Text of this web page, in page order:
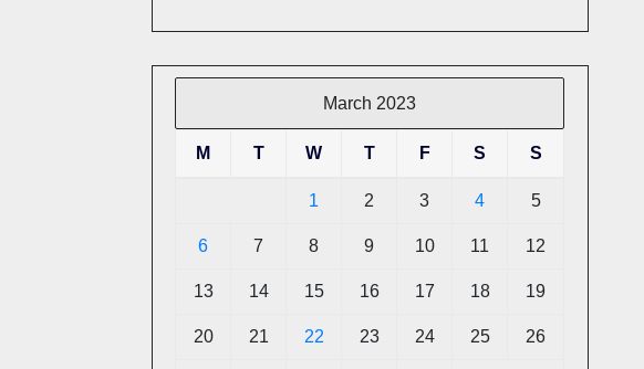
March 2023
M T W T F S S
1 2 3 4 5
6 7 8 9 10 11 12
13 14 15 16 17 18 19
20 21 22 23 24 25 26